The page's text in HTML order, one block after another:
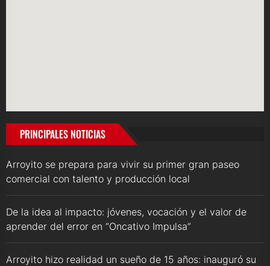
PRINCIPALES NOTICIAS
Arroyito se prepara para vivir su primer gran paseo
comercial con talento y producción local
De la idea al impacto: jóvenes, vocación y el valor de
aprender del error en “Oncativo Impulsa”
Arroyito hizo realidad un sueño de 15 años: inauguró su